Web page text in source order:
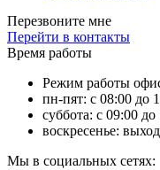
Перезвоните мне
Перейти в контакты
Время работы
Режим работы
пн-пят: с 08:00 до
суббота: с 09:00 до
воскресенье:
Мы в социальных сетях: